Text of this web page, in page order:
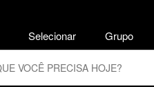
Selecionar Grupo